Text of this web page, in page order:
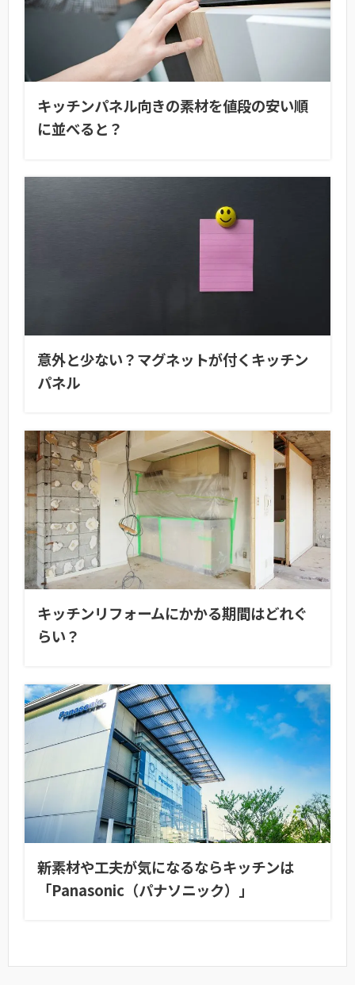
キッチンパネル向きの素材を値段の安い順
に並べると？
意外と少ない？マグネットが付くキッチン
パネル
キッチンリフォームにかかる期間はどれぐ
らい？
新素材や工夫が気になるならキッチンは
「Panasonic（パナソニック）」